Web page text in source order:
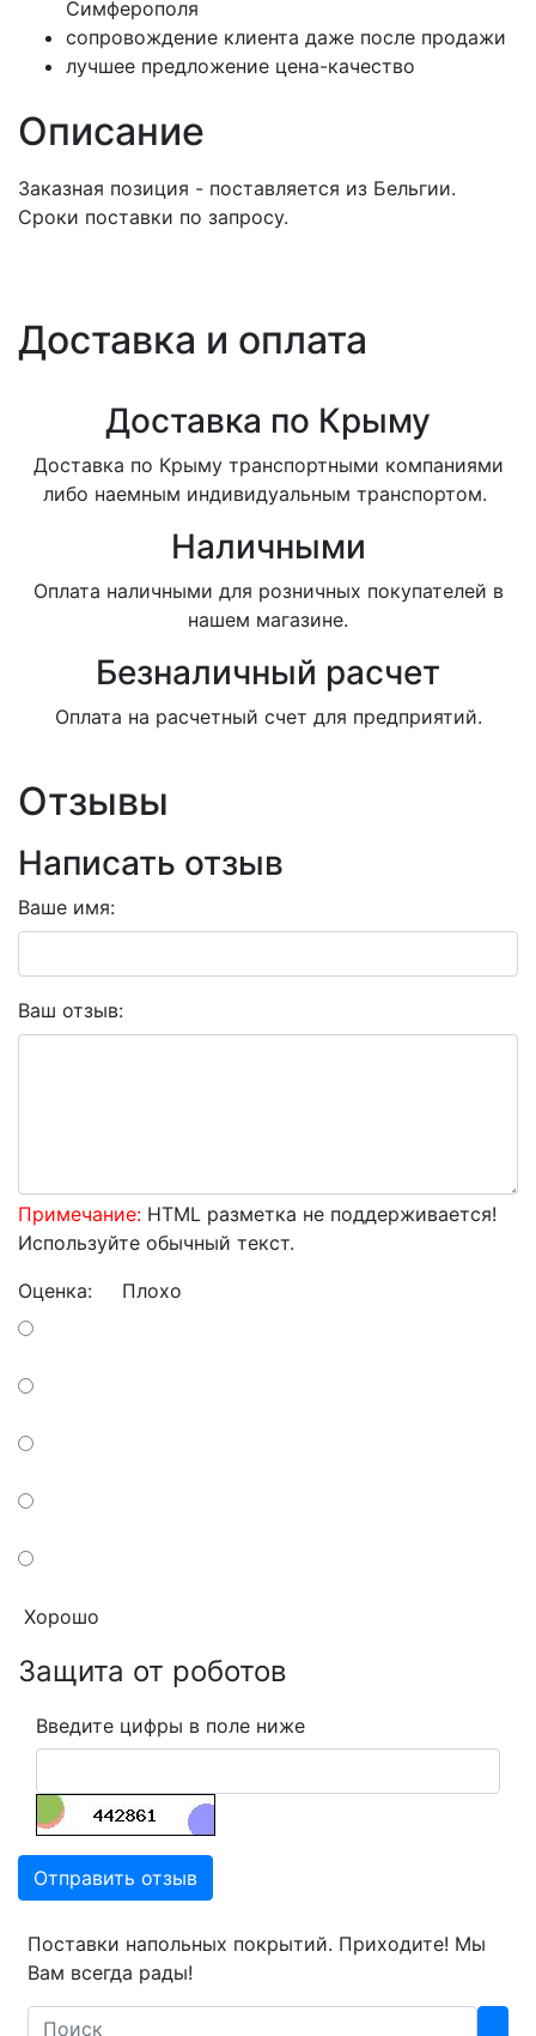
Симферополя
сопровождение клиента даже после продажи
лучшее предложение цена-качество
Описание
Заказная позиция - поставляется из Бельгии.
Сроки поставки по запросу.
Доставка и оплата
Доставка по Крыму
Доставка по Крыму транспортными компаниями
либо наемным индивидуальным транспортом.
Наличными
Оплата наличными для розничных покупателей в
нашем магазине.
Безналичный расчет
Оплата на расчетный счет для предприятий.
Отзывы
Написать отзыв
Ваше имя:
Ваш отзыв:
Примечание: HTML разметка не поддерживается!
Используйте обычный текст.
Оценка: Плохо
Хорошо
Защита от роботов
Введите цифры в поле ниже
Отправить отзыв
Поставки напольных покрытий. Приходите! Мы
Вам всегда рады!
Search